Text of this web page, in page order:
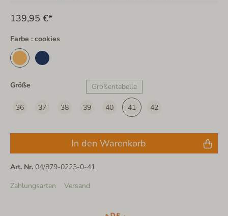
139,95 €*
Farbe : cookies
Größe Größentabelle
36 37 38 39 40 41 42
In den Warenkorb
Art. Nr. 04/879-0223-0-41
Zahlungsarten
Versand